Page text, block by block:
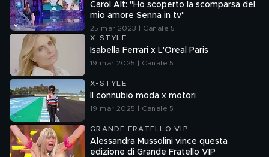
Carol Alt: "Ho scoperto la scomparsa del
mio amore Senna in tv"
25 mar 2023 | Canale 5
X-STYLE
Isabella Ferrari x L'Oreal Paris
19 mar 2025 | Canale 5
X-STYLE
Il connubio moda x motori
19 mar 2025 | Canale 5
GRANDE FRATELLO VIP
Alessandra Mussolini vince questa
edizione di Grande Fratello VIP